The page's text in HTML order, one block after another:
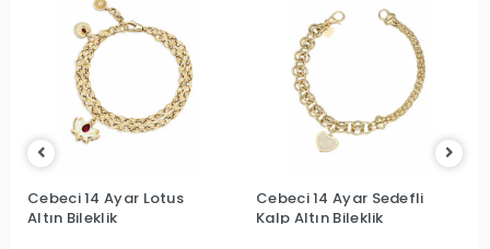
Cebeci 14 Ayar Lotus
Altın Bileklik
Cebeci 14 Ayar Sedefli
Kalp Altın Bileklik